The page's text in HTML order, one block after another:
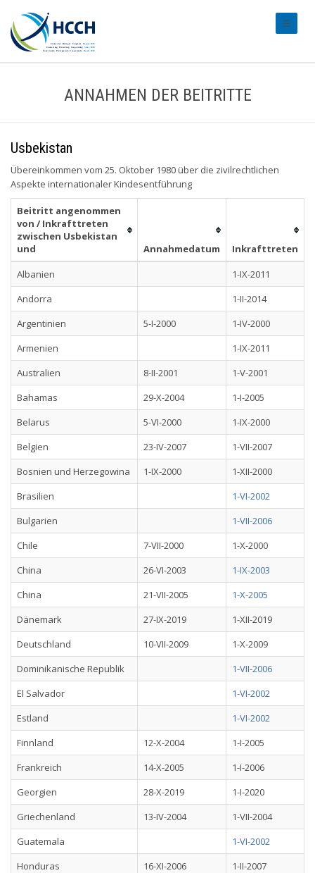
ANNAHMEN DER BEITRITTE
Usbekistan
Übereinkommen vom 25. Oktober 1980 über die zivilrechtlichen
Aspekte internationaler Kindesentführung
Beitritt angenommen
von / Inkrafttreten
zwischen Usbekistan
und
Annahmedatum
Inkrafttreten
Albanien
1-IX-2011
Andorra
1-II-2014
Argentinien
5-I-2000
1-IV-2000
Armenien
1-IX-2011
Australien
8-II-2001
1-V-2001
Bahamas
29-X-2004
1-I-2005
Belarus
5-VI-2000
1-IX-2000
Belgien
23-IV-2007
1-VII-2007
Bosnien und Herzegowina
1-IX-2000
1-XII-2000
Brasilien
1-VI-2002
Bulgarien
1-VII-2006
Chile
7-VII-2000
1-X-2000
China
26-VI-2003
1-IX-2003
China
21-VII-2005
1-X-2005
Dänemark
27-IX-2019
1-XII-2019
Deutschland
10-VII-2009
1-X-2009
Dominikanische Republik
1-VII-2006
El Salvador
1-VI-2002
Estland
1-VI-2002
Finnland
12-X-2004
1-I-2005
Frankreich
14-X-2005
1-I-2006
Georgien
28-X-2019
1-I-2020
Griechenland
13-IV-2004
1-VII-2004
Guatemala
1-VI-2002
Honduras
16-XI-2006
1-II-2007